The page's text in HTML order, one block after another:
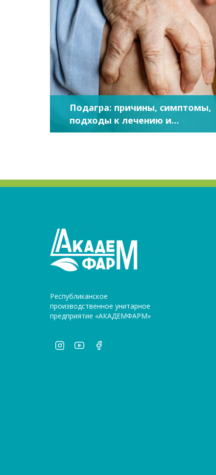
Подагра: причины, симптомы,
подходы к лечению и
профилактике
Республиканское
производственное унитарное
предприятие «АКАДЕМФАРМ»